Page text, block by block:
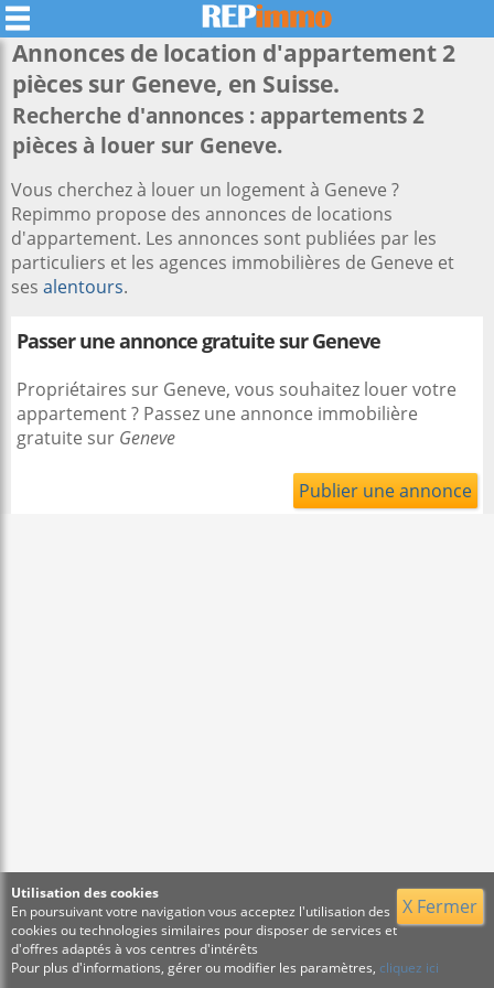
Annonces de location d'appartement 2
pièces sur Geneve, en Suisse.
Recherche d'annonces : appartements 2
pièces à louer sur Geneve.
Vous cherchez à louer un logement à Geneve ?
Repimmo propose des annonces de locations
d'appartement. Les annonces sont publiées par les
particuliers et les agences immobilières de Geneve et
ses alentours.
Passer une annonce gratuite sur Geneve
Propriétaires sur Geneve, vous souhaitez louer votre
appartement ? Passez une annonce immobilière
gratuite sur Geneve
Publier une annonce
X Fermer
Utilisation des cookies
En poursuivant votre navigation vous acceptez l'utilisation des
cookies ou technologies similaires pour disposer de services et
d'offres adaptés à vos centres d'intérêts
Pour plus d'informations, gérer ou modifier les paramètres, cliquez ici